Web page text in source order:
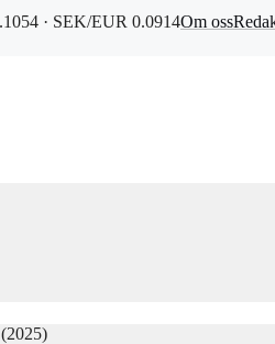
· SEK/EUR 0.0914Om oss